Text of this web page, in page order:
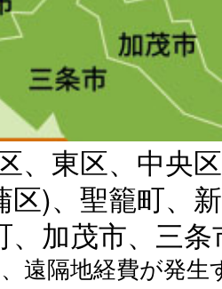
、東区、中央
区)、聖籠町、
、加茂市、三
遠隔地経費が発